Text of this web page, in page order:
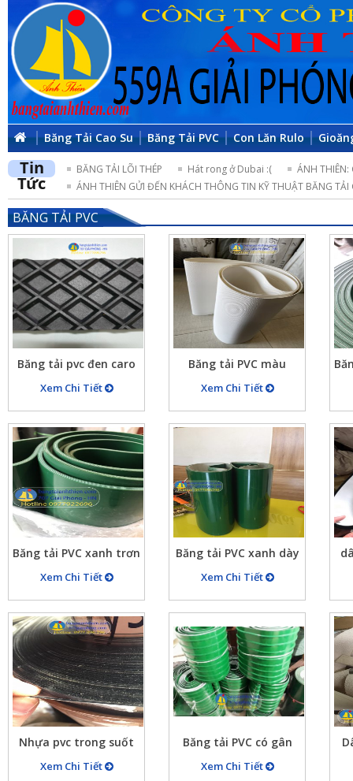
Băng Tải Cao Su Băng Tải PVC Con Lăn Rulo
Tin
Tức
BĂNG TẢI LÕI THÉP Hát rong ở Dubai :(
ÁNH THIÊN:
ÁNH THIÊN GỬI ĐẾN KHÁCH THÔNG TIN KỸ THUẬT BĂNG TẢI
BĂNG TẢI PVC
Băng tải pvc đen caro
dày 9mm bản rộng
1330mm x chu vi
4780mm
Xem Chi Tiết
Băng tải PVC màu
trắng cho băng tải
bánh mỳ dày 2.5mm
Xem Chi Tiết
Băng tải PVC xanh trơn
2 mặt giá rẻ
Xem Chi Tiết
Băng tải PVC xanh dày
3mm bản rộng 300mm
,chu vi dài 640mm
Xem Chi Tiết
Nhựa pvc trong suốt
dẻo dày 1mm, 2mm,
Xem Chi Tiết
Băng tải PVC có gân
dẫn hướng dưới và
Xem Chi Tiết